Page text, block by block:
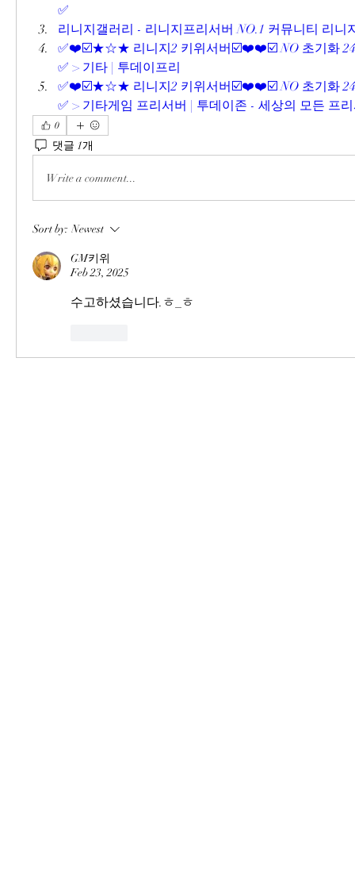
✅
리니지갤러리 - 리니지프리서버 NO.1 커뮤니티 리니
✅❤️☑️★☆★ 리니지2 키위서버☑️❤️❤️☑️ NO 초기화
✅ > 기타 | 투데이프리
✅❤️☑️★☆★ 리니지2 키위서버☑️❤️❤️☑️ NO 초기화
✅ > 기타게임 프리서버 | 투데이존 - 세상의 모든 프
0
댓글 1개
Write a comment...
Sort by: Newest
GM키위
Feb 23, 2025
수고하셨습니다.ㅎ_ㅎ